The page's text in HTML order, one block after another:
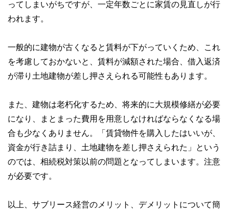
ってしまいがちですが、一定年数ごとに家賃の見直しが行
われます。
一般的に建物が古くなると賃料が下がっていくため、これ
を考慮しておかないと、賃料が減額された場合、借入返済
が滞り土地建物が差し押さえられる可能性もあります。
また、建物は老朽化するため、将来的に大規模修繕が必要
になり、まとまった費用を用意しなければならなくなる場
合も少なくありません。「賃貸物件を購入したはいいが、
資金が行き詰まり、土地建物を差し押さえられた」という
のでは、相続税対策以前の問題となってしまいます。注意
が必要です。
以上、サブリース経営のメリット、デメリットについて簡